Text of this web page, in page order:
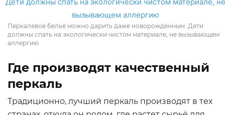
Перкалевое бельё можно дарить даже новорождённым. Дети
должны спать на экологически чистом материале, не вызывающем
аллергию
Где производят качественный
перкаль
Традиционно, лучший перкаль производят в тех